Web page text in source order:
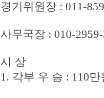
경기위원장 : 011-
사무국장 : 010-
시 상
1. 각부 우 승 : 110